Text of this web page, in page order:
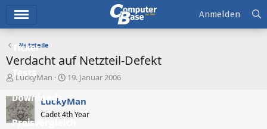
Ticker
Tests
Downloads
Preisvergleich
Anmelden
Netzteile
Verdacht auf Netzteil-Defekt
E
s
t
e
LuckyMan
E
s
t
e
19. Januar 2006
LuckyMan
Cadet 4th Year